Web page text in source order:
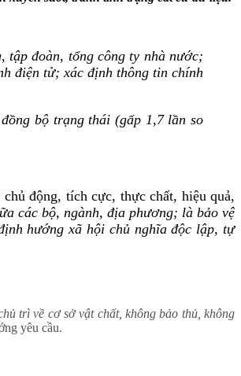
tập đoàn, tổng công ty nhà nước;
điện tử; xác định thông tin chính
bộ trạng thái (gấp 1,7 lần so
động, tích cực, thực chất, hiệu quả,
các bộ, ngành, địa phương; là bảo vệ
hướng xã hội chủ nghĩa độc lập, tự
trì về cơ sở vật chất, không bảo thủ, không
yêu cầu.